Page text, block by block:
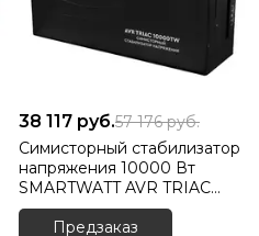
38 117 руб.57 176руб.
Симисторный стабилизатор
напряжения 10000 Вт
SMARTWATT AVR TRIAC
10000TW
Предзаказ